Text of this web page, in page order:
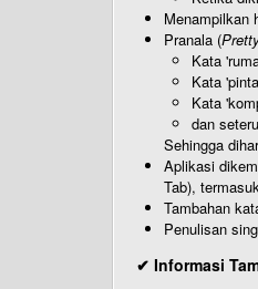
Menampilkan
Pranala (
Kata
Kata
Kata
dan
Sehingga
Aplikasi
Tab),
Tambahan
Penulisan
✔ Informasi